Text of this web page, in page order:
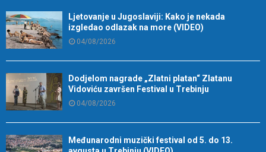
Ljetovanje u Jugoslaviji: Kako je nekada
izgledao odlazak na more (VIDEO)
04/08/2026
Dodjelom nagrade „Zlatni platan“ Zlatanu
Vidoviću završen Festival u Trebinju
04/08/2026
Međunarodni muzički festival od 5. do 13.